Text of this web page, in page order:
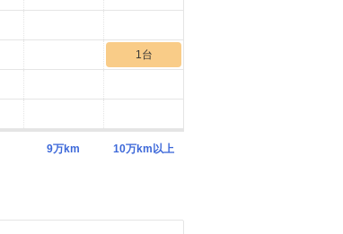
1台
9万km 10万km以上